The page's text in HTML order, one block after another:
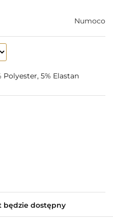
Numoco
Polyester, 5% Elastan
będzie dostępny